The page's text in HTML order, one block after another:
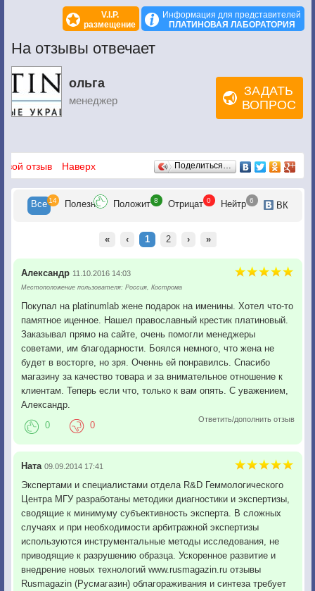
Все, что нужно для этого сделать – приобрести ювелирные изделия из
платины, представленные компанией Платиновая лаборатория. Это
можно любоваться бесконечно. Вы будете поражены красотой
платиновых украшений, а окружающие вас люди просто замрут в
восхищении. Изделия из платины позволят вам войти в мир высшего
общества, встать на ступень выше и прослыть настоящим ценителем
красоты и стиля.
V.I.P.
размещение
Информация для представителей
ПЛАТИНОВАЯ ЛАБОРАТОРИЯ
На отзывы отвечает
ольга
менеджер
ЗАДАТЬ
ВОПРОС
Отзывы
отзыв Наверх Поделиться…
Все 14 Полезн Положит 8 Отрицат 0 Нейтр 6 ВК
« ‹ 1 2 › »
Александр 11.10.2016 14:03
Местоположение пользователя: Россия, Кострома
Покупал на platinumlab жене подарок на именины. Хотел что-то
памятное иценное. Нашел православный крестик платиновый.
Заказывал прямо на сайте, очень помогли менеджеры
советами, им благодарности. Боялся немного, что жена не
будет в восторге, но зря. Оченнь ей понравилсь. Спасибо
магазину за качество товара и за внимательное отношение к
клиентам. Теперь если что, только к вам опять. С уважением,
Александр.
Ответить/дополнить отзыв
0 0
Ната 09.09.2014 17:41
Экспертами и специалистами отдела R&D Геммологического
Центра МГУ разработаны методики диагностики и экспертизы,
сводящие к минимуму субъективность эксперта. В сложных
случаях и при необходимости арбитражной экспертизы
используются инструментальные методы исследования, не
приводящие к разрушению образца. Ускоренное развитие и
внедрение новых технологий www.rusmagazin.ru отзывы
Rusmagazin (Русмагазин) облагораживания и синтеза требует